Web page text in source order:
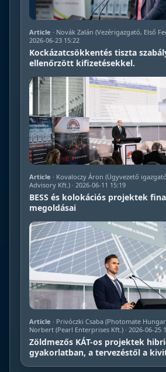
Article · Novák Zalán (Vezérigazgató, Első
2026-06-23 15:22
Kockázatcsökkentés tiszta
ellenőrzött kifizetésekkel.
Article · Kovaloczy Áron (Ügyvezető
Advisory Kft.) · 2026-06-11 15:19
BESS és kolokációs projektek
megoldásai
Article · Privóczki Csaba (Photomate
Norbert (Pearl Enterprises Kft.) · 2026-06-25
Zöldmezős KÁT-os projektek
gyakorlatban, a tervezéstől a